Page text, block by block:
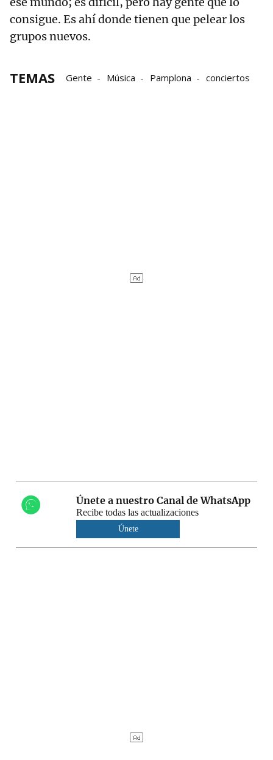
consigue. Es ahí donde tienen que pelear los
grupos nuevos.
TEMAS Gente Música Pamplona conciertos
Únete a nuestro Canal de WhatsApp
Recibe todas las actualizaciones
Únete